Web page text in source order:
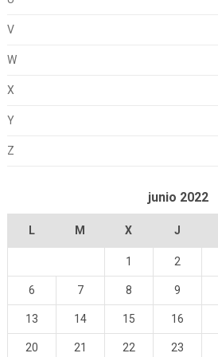
V
W
X
Y
Z
junio 2022
L M X J
1 2
6 7 8 9
13 14 15 16
20 21 22 23